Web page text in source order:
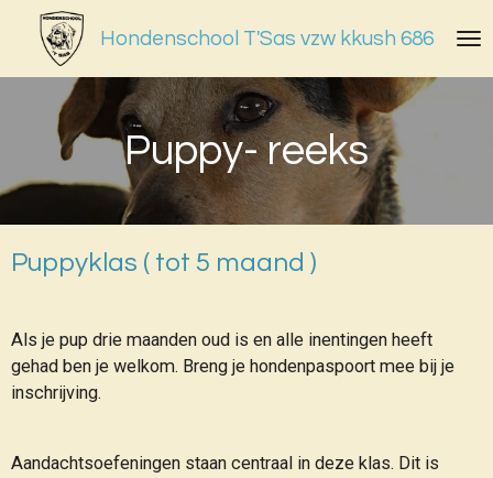
direct
naar
hoofdinhoud
Hondenschool T'Sas vzw kkush 686
Puppy- reeks
Puppyklas ( tot 5 maand )
Als je pup drie maanden oud is en alle inentingen heeft
gehad ben je welkom. Breng je hondenpaspoort mee bij je
inschrijving.
Aandachtsoefeningen staan centraal in deze klas. Dit is